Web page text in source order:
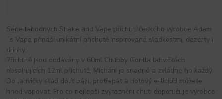
Série lahodných Shake and Vape příchutí českého výrobce Adam
´s Vape přináší unikátní příchutě inspirované sladkostmi, dezerty i
drinky.
Příchutě jsou dodávány v 60ml Chubby Gorilla lahvičkách
obsahujících 12ml příchutě. Míchání je snadné a zvládne ho každý.
Do lahvičky stačí dolít bázi, protřepat a hotový e-liquid můžete
hned vapovat. Pro co nejlepší zvýrazněni chuti doporučuje výrobce